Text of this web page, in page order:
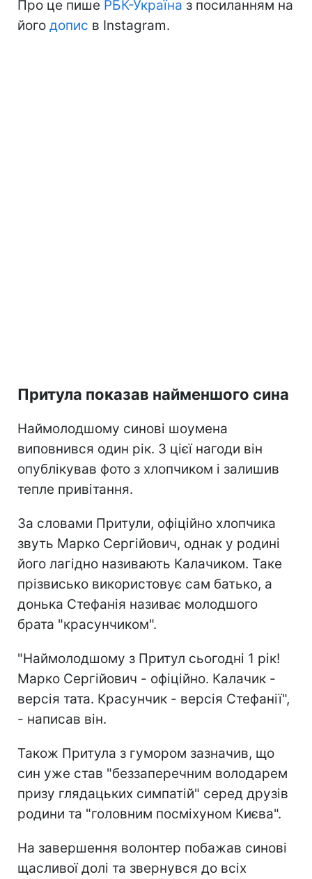
Про це пише РБК-Україна з посиланням на
його допис в Instagram.
Притула показав найменшого сина
Наймолодшому синові шоумена
виповнився один рік. З цієї нагоди він
опублікував фото з хлопчиком і залишив
тепле привітання.
За словами Притули, офіційно хлопчика
звуть Марко Сергійович, однак у родині
його лагідно називають Калачиком. Таке
прізвисько використовує сам батько, а
донька Стефанія називає молодшого
брата "красунчиком".
"Наймолодшому з Притул сьогодні 1 рік!
Марко Сергійович - офіційно. Калачик -
версія тата. Красунчик - версія Стефанії",
- написав він.
Також Притула з гумором зазначив, що
син уже став "беззаперечним володарем
призу глядацьких симпатій" серед друзів
родини та "головним посміхуном Києва".
На завершення волонтер побажав синові
щасливої долі та звернувся до всіх